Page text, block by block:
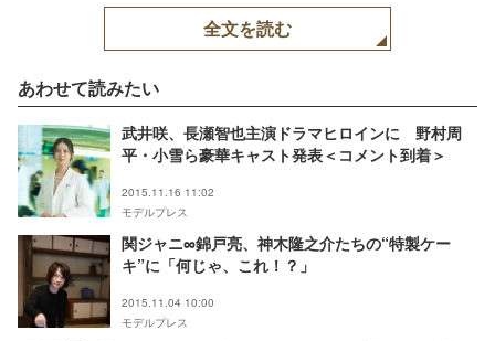
Inc. / TOHO CO., LTD. / J
LTD. / AMUSE INC. /
ス】
全文を読む
あわせて読みたい
武井咲、長瀬智也主演ドラマヒロインに 野村周
平・小雪ら豪華キャスト発表＜コメント到着＞
2015.11.16 11:02
モデルプレス
関ジャニ∞錦戸亮、神木隆之介たちの“特製ケー
キ”に「何じゃ、これ！？」
2015.11.04 10:00
モデルプレス